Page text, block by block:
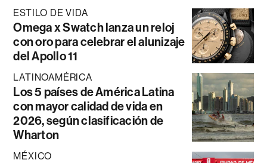
ESTILO DE VIDA
Omega x Swatch lanza un reloj
con oro para celebrar el alunizaje
del Apollo 11
LATINOAMÉRICA
Los 5 países de América Latina
con mayor calidad de vida en
2026, según clasificación de
Wharton
MÉXICO